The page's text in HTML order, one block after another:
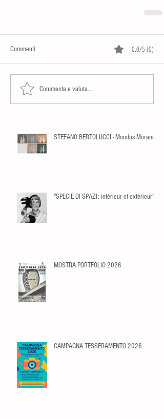
Commenti 0.0/5 (0)
Commenta e valuta...
STEFANO BERTOLUCCI - Mondus Morandi
"SPECIE DI SPAZI: intérieur et extérieur"
MOSTRA PORTFOLIO 2026
CAMPAGNA TESSERAMENTO 2026